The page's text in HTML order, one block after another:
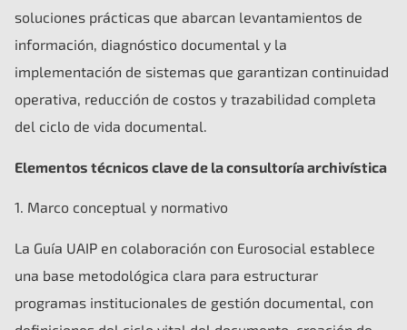
soluciones prácticas que abarcan levantamientos de
información, diagnóstico documental y la
implementación de sistemas que garantizan continuidad
operativa, reducción de costos y trazabilidad completa
del ciclo de vida documental.
Elementos técnicos clave de la consultoría archivística
1. Marco conceptual y normativo
La Guía UAIP en colaboración con Eurosocial establece
una base metodológica clara para estructurar
programas institucionales de gestión documental, con